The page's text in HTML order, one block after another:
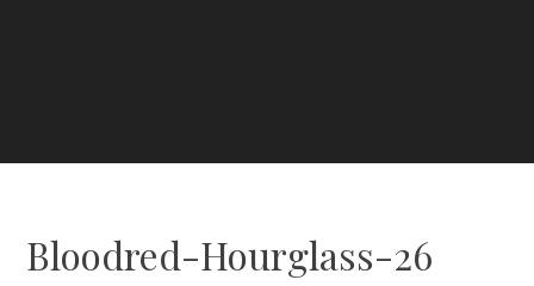
Bloodred-Hourglass-26